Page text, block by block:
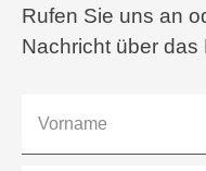
Rufen Sie uns an
Nachricht über das